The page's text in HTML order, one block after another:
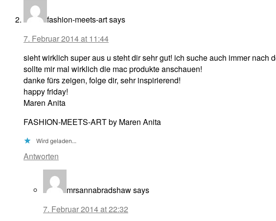
fashion-meets-artsays
7. Februar 2014 at 11:44
sieht wirklich super aus u steht dir sehr gut! ich suche auch immer nach
sollte mir mal wirklich die mac produkte anschauen!
danke fürs zeigen, folge dir, sehr inspirierend!
happy friday!
Maren Anita
FASHION-MEETS-ART by Maren Anita
Wird geladen...
Antworten
mrsannabradshawsays
7. Februar 2014 at 22:32